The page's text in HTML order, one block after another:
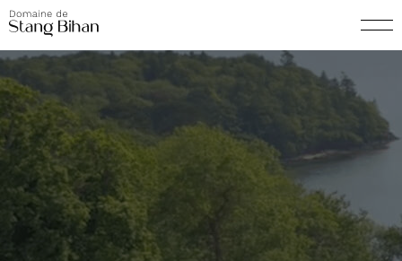
window.dataLayer = window.dataLayer || []; function gtag()
{dataLayer.push(arguments);} gtag('js', new Date()); gtag('config',
'G-6YFDMBV7TT');